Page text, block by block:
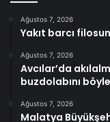
Ağustos 7, 2026
Yakıt barcı
Ağustos 7, 2026
Avcılar’da
buzdolabını
Ağustos 7, 2026
Malatya